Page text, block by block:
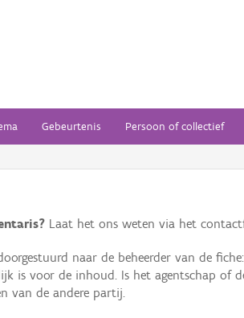
Gebeurtenis Persoon of collectief
Laat het ons weten via het
naar de beheerder van de
is voor de inhoud. Is het agentschap of
van de andere partij.